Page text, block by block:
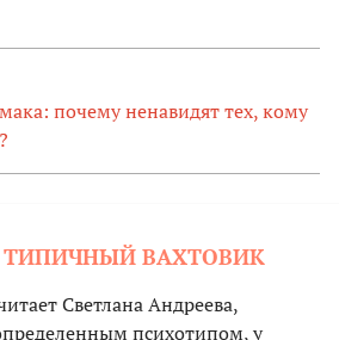
почему ненавидят тех, кому
ТИПИЧНЫЙ ВАХТОВИК
Светлана Андреева,
психотипом, у